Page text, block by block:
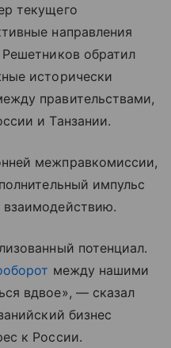
текущего
направления
обратил
исторически
правительствами,
и Танзании.
межправкомиссии,
импульс
взаимодействию.
потенциал.
между нашими
вдвое», — сказал
бизнес
к России.